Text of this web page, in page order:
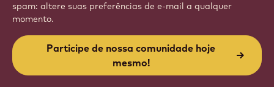
spam: altere suas preferências de e-mail a qualquer
momento.
Participe de nossa comunidade hoje
mesmo!